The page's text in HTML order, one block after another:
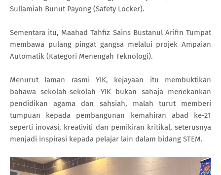
Sullamiah Bunut Payong (Safety Locker).
Sementara itu, Maahad Tahfiz Sains Bustanul Arifin Tumpat
membawa pulang pingat gangsa melalui projek Ampaian
Automatik (Kategori Menengah Teknologi).
Menurut laman rasmi YIK, kejayaan itu membuktikan
bahawa sekolah-sekolah YIK bukan sahaja menekankan
pendidikan agama dan sahsiah, malah turut memberi
tumpuan kepada pembangunan kemahiran abad ke-21
seperti inovasi, kreativiti dan pemikiran kritikal, seterusnya
menjadi inspirasi kepada pelajar lain dalam bidang STEM.